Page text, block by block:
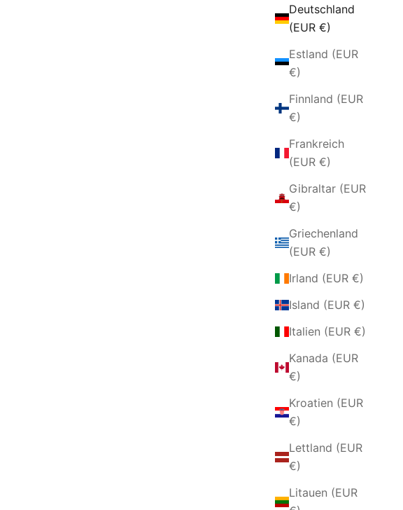
Deutschland
(EUR €)
Estland (EUR
€)
Finnland (EUR
€)
Frankreich
(EUR €)
Gibraltar (EUR
€)
Griechenland
(EUR €)
Irland (EUR €)
Island (EUR €)
Italien (EUR €)
Kanada (EUR
€)
Kroatien (EUR
€)
Lettland (EUR
€)
Litauen (EUR
ARMBAND AUS SILBER UND
SMARAGDGRÜNEN ZIRKONEN
ANGEBOT
€126,00 EUR